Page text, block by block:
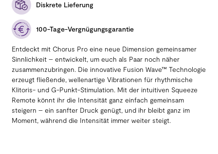
Entdeckt mit Chorus Pro eine neue Dimension gemeinsamer
Sinnlichkeit – entwickelt, um euch als Paar noch näher
zusammenzubringen. Die innovative Fusion Wave™ Technologie
erzeugt fließende, wellenartige Vibrationen für rhythmische
Klitoris- und G-Punkt-Stimulation. Mit der intuitiven Squeeze
Remote könnt ihr die Intensität ganz einfach gemeinsam
steigern – ein sanfter Druck genügt, und ihr bleibt ganz im
Moment, während die Intensität immer weiter steigt.
Diskrete Lieferung
100-Tage-Vergnügungsgarantie